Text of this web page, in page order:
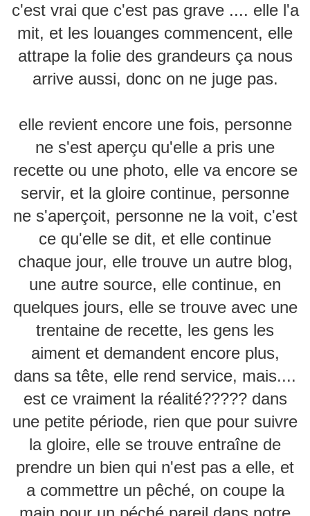
c'est vrai que c'est pas grave .... elle l'a
mit, et les louanges commencent, elle
attrape la folie des grandeurs ça nous
arrive aussi, donc on ne juge pas.
elle revient encore une fois, personne
ne s'est aperçu qu'elle a pris une
recette ou une photo, elle va encore se
servir, et la gloire continue, personne
ne s'aperçoit, personne ne la voit, c'est
ce qu'elle se dit, et elle continue
chaque jour, elle trouve un autre blog,
une autre source, elle continue, en
quelques jours, elle se trouve avec une
trentaine de recette, les gens les
aiment et demandent encore plus,
dans sa tête, elle rend service, mais....
est ce vraiment la réalité????? dans
une petite période, rien que pour suivre
la gloire, elle se trouve entraîne de
prendre un bien qui n'est pas a elle, et
a commettre un pêché, on coupe la